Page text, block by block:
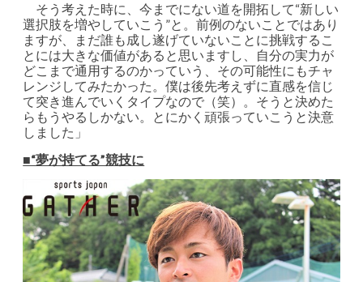
そう考えた時に、今までにない道を開拓して“新しい
選択肢を増やしていこう”と。前例のないことではあり
ますが、まだ誰も成し遂げていないことに挑戦するこ
とには大きな価値があると思いますし、自分の実力が
どこまで通用するのかっていう、その可能性にもチャ
レンジしてみたかった。僕は後先考えずに直感を信じ
て突き進んでいくタイプなので（笑）。そうと決めた
らもうやるしかない。とにかく頑張っていこうと決意
しました」
■“夢が持てる”競技に